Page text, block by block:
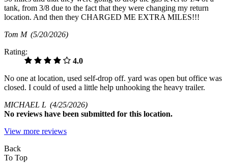
tank, from 3/8 due to the fact that they were changing my return
location. And then they CHARGED ME EXTRA MILES!!!
Tom M (5/20/2026)
Rating:
4.0
No one at location, used self-drop off. yard was open but office was
closed. I could of used a little help unhooking the heavy trailer.
MICHAEL L (4/25/2026)
No reviews have been submitted for this location.
View more reviews
Back
To Top